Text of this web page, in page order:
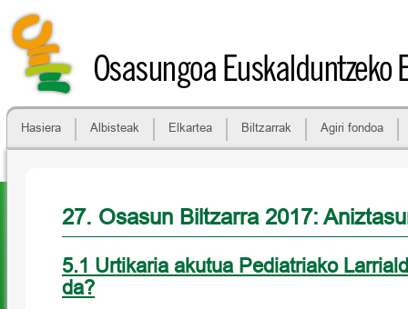
Osasungoa Euskalduntzeko
Hasiera Albisteak Elkartea Biltzarrak Agiri fondoa
27. Osasun Biltzarra 2017:
5.1 Urtikaria akutua Pediatriako
da?